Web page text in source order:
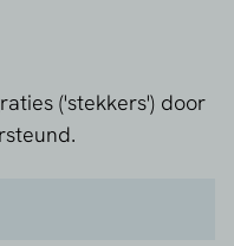
('stekkers') door